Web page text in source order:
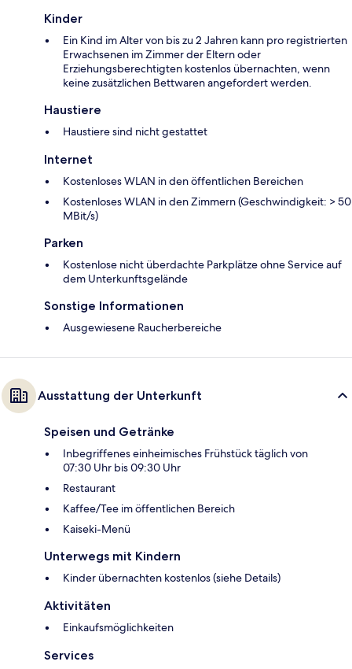
Kinder
Ein Kind im Alter von bis zu 2 Jahren kann pro registrierten
Erwachsenen im Zimmer der Eltern oder
Erziehungsberechtigten kostenlos übernachten, wenn
keine zusätzlichen Bettwaren angefordert werden.
Haustiere
Haustiere sind nicht gestattet
Internet
Kostenloses WLAN in den öffentlichen Bereichen
Kostenloses WLAN in den Zimmern (Geschwindigkeit: > 50
MBit/s)
Parken
Kostenlose nicht überdachte Parkplätze ohne Service auf
dem Unterkunftsgelände
Sonstige Informationen
Ausgewiesene Raucherbereiche
Ausstattung der Unterkunft
Speisen und Getränke
Inbegriffenes einheimisches Frühstück täglich von
07:30 Uhr bis 09:30 Uhr
Restaurant
Kaffee/Tee im öffentlichen Bereich
Kaiseki-Menü
Unterwegs mit Kindern
Kinder übernachten kostenlos (siehe Details)
Aktivitäten
Einkaufsmöglichkeiten
Services